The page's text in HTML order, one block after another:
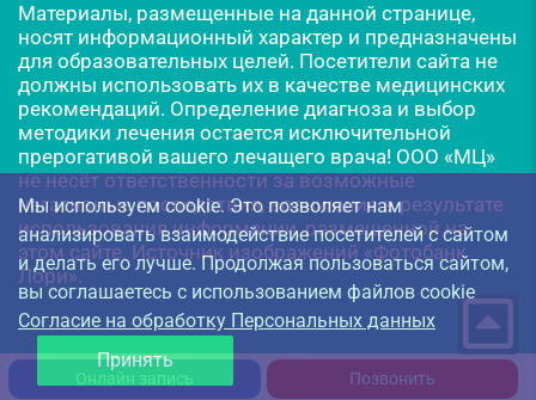
Материалы, размещенные на данной странице,
носят информационный характер и предназначены
для образовательных целей. Посетители сайта не
должны использовать их в качестве медицинских
рекомендаций. Определение диагноза и выбор
методики лечения остается исключительной
прерогативой вашего лечащего врача! ООО «МЦ»
не несёт ответственности за возможные
негативные последствия, возникшие в результате
использования информации, размещенной на
этом сайте. Источник изображений «Фотобанк
Лори».
Онлайн запись Позвонить
Мы используем cookie. Это позволяет нам
анализировать взаимодействие посетителей с сайтом
и делать его лучше. Продолжая пользоваться сайтом,
вы соглашаетесь с использованием файлов cookie
Согласие на обработку Персональных данных
Принять